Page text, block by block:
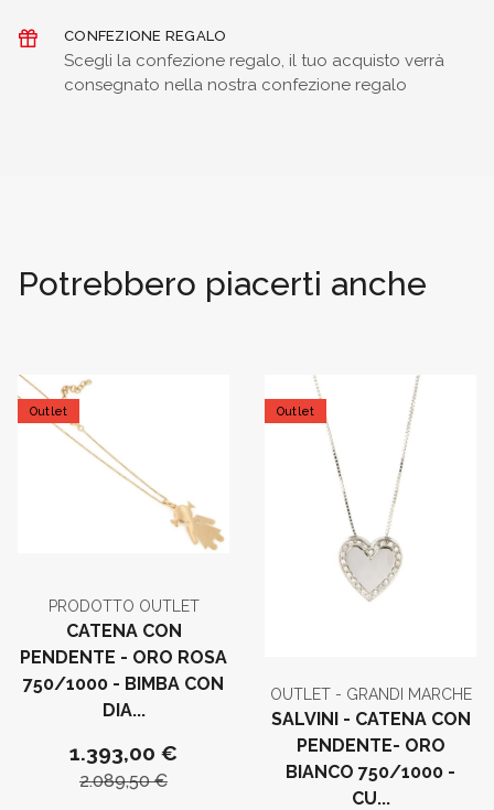
CONFEZIONE REGALO
Scegli la confezione regalo, il tuo acquisto verrà
consegnato nella nostra confezione regalo
Potrebbero piacerti anche
Outlet
PRODOTTO OUTLET
CATENA CON
PENDENTE - ORO ROSA
750/1000 - BIMBA CON
DIA...
1.393,00 €
2.089,50 €
Outlet
OUTLET - GRANDI MARCHE
SALVINI - CATENA CON
PENDENTE- ORO
BIANCO 750/1000 -
CU...